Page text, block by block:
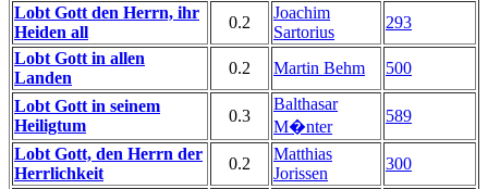
Lobt Gott den Herrn, ihr
Heiden all
0.2
Joachim
Sartorius
293
Lobt Gott in allen
Landen
0.2 Martin Behm 500
Lobt Gott in seinem
Heiligtum
0.3
Balthasar
M�nter
589
Lobt Gott, den Herrn der
Herrlichkeit
0.2
Matthias
Jorissen
300